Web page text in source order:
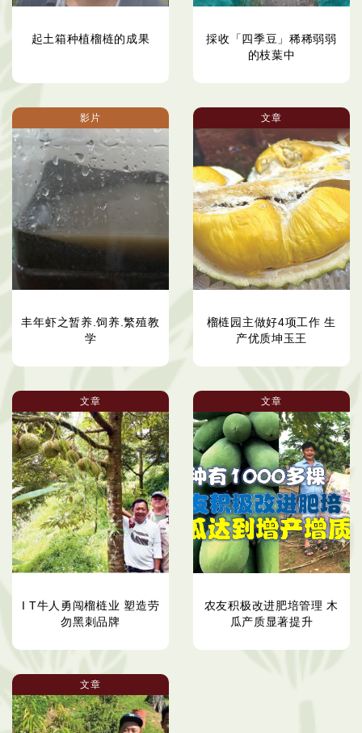
起土箱种植榴梿的成果
採收「四季豆」稀稀弱弱
的枝葉中
影片
丰年虾之暂养.饲养.繁殖教
学
文章
榴梿园主做好4项工作 生
产优质坤玉王
文章
I T牛人勇闯榴梿业 塑造劳
勿黑刺品牌
文章
农友积极改进肥培管理 木
瓜产质显著提升
文章